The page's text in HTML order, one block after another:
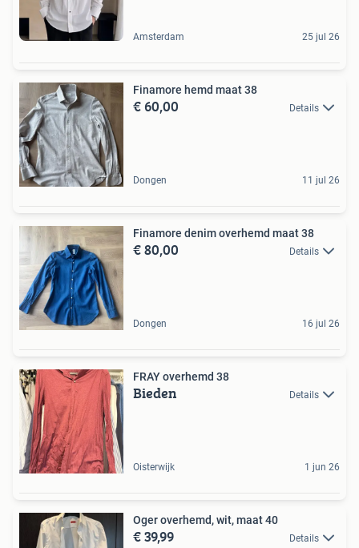
Amsterdam 25 jul 26
Finamore hemd maat 38
€ 60,00 Details
Dongen 11 jul 26
Finamore denim overhemd maat 38
€ 80,00 Details
Dongen 16 jul 26
FRAY overhemd 38
Bieden Details
Oisterwijk 1 jun 26
Oger overhemd, wit, maat 40
€ 39,99 Details